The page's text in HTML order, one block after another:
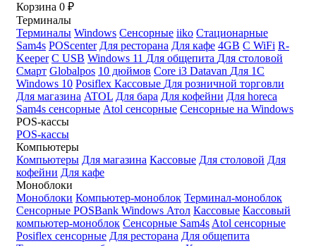
Корзина 0 ₽
Терминалы
Терминалы Windows Сенсорные iiko Стационарные
Sam4s POScenter Для ресторана Для кафе 4GB С WiFi R-
Keeper С USB Windows 11 Для общепита Для столовой
Смарт Globalpos 10 дюймов Core i3 Datavan Для 1С
Windows 10 Posiflex Кассовые Для розничной торговли
Для магазина ATOL Для бара Для кофейни Для horeca
Sam4s сенсорные Atol сенсорные Сенсорные на Windows
POS-кассы
POS-кассы
Компьютеры
Компьютеры Для магазина Кассовые Для столовой Для
кофейни Для кафе
Моноблоки
Моноблоки Компьютер-моноблок Терминал-моноблок
Сенсорные POSBank Windows Атол Кассовые Кассовый
компьютер-моноблок Сенсорные Sam4s Atol сенсорные
Posiflex сенсорные Для ресторана Для общепита